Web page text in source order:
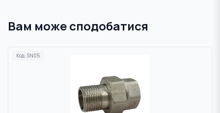
Вам може сподобатися
Код: SN05